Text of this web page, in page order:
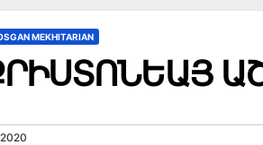
MEKHITARIAN